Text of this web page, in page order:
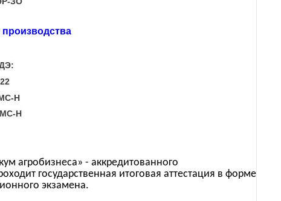
производства
МС-Н
МС-Н
агробизнеса» - аккредитованного
государственная итоговая аттестация в форме
экзамена.